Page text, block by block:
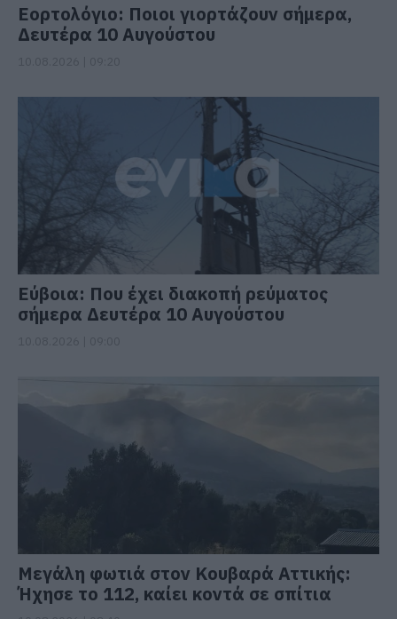
Εορτολόγιο: Ποιοι γιορτάζουν σήμερα,
Δευτέρα 10 Αυγούστου
Εύβοια: Που έχει διακοπή ρεύματος
σήμερα Δευτέρα 10 Αυγούστου
Μεγάλη φωτιά στον Κουβαρά Αττικής:
Ήχησε το 112, καίει κοντά σε σπίτια